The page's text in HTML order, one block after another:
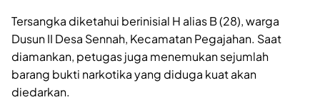
Tersangka diketahui berinisial H alias B (28), warga
Dusun II Desa Sennah, Kecamatan Pegajahan. Saat
diamankan, petugas juga menemukan sejumlah
barang bukti narkotika yang diduga kuat akan
diedarkan.